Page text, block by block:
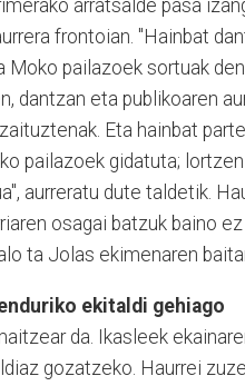
arratsalde pasa
frontoian. "Hainbat
Moko pailazoek sortuak
dantzan eta publikoaren
Eta hainbat
pailazoek gidatuta;
aurreratu dute taldetik.
osagai batzuk baino
ta Jolas ekimenaren
ekitaldi gehiago
da. Ikasleek
gozatzeko. Haurrei